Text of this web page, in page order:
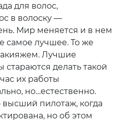
для волос,
в волоску —
Мир меняется и в нем
самое лучшее. То же
Лучшие
делать такой
их работы
но…естественно.
высший пилотаж, когда
но об этом